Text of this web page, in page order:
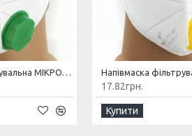
Напівмаска фільтрувальна МІКРОН (К) FFP1 NR з клапаном
17.82грн.
Купити